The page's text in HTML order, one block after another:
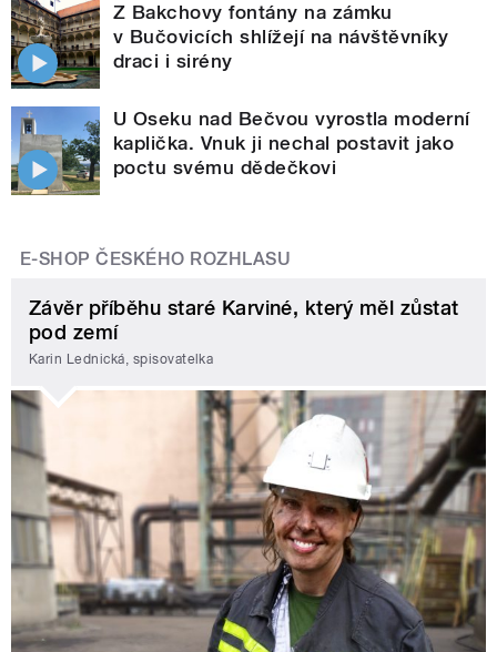
Z Bakchovy fontány na zámku
v Bučovicích shlížejí na návštěvníky
draci i sirény
U Oseku nad Bečvou vyrostla moderní
kaplička. Vnuk ji nechal postavit jako
poctu svému dědečkovi
E-SHOP ČESKÉHO ROZHLASU
Závěr příběhu staré Karviné, který měl zůstat
pod zemí
Karin Lednická, spisovatelka